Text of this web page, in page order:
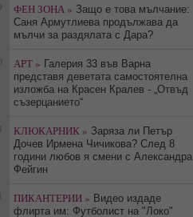
ФЕН ЗОНА » Защо е това мълчание:
Саня Армутлиева продължава да
мълчи за раздялата с Дара?
АРТ » Галерия 33 във Варна
представя деветата самостоятелна
изложба на Красен Кралев - „Отвъд
съзерцанието“
КЛЮКАРНИК » Заряза ли Петър
Дочев Ирмена Чичикова? След 8
години любов я смени с Александра
Фейгин
ПИКАНТЕРИИ » Видео издаде
флирта им: Футболист на "Локо"